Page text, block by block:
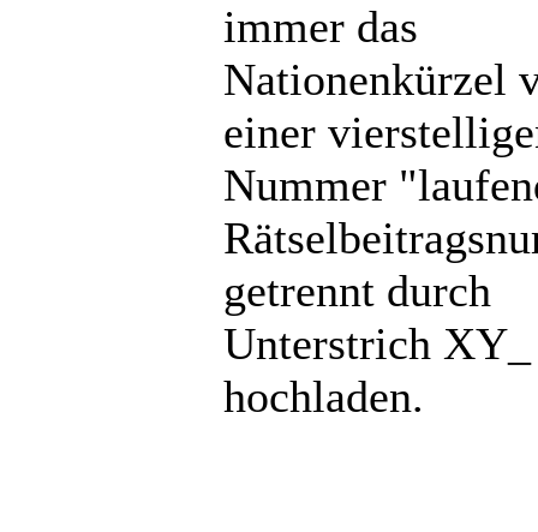
immer das
Nationenkürzel
einer
Nummer
getrennt durch
Unterstrich XY_
hochladen.